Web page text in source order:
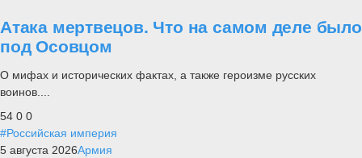
Атака мертвецов. Что на самом деле было
под Осовцом
О мифах и исторических фактах, а также героизме русских
воинов....
54 0 0
#Российская империя
5 августа 2026Армия